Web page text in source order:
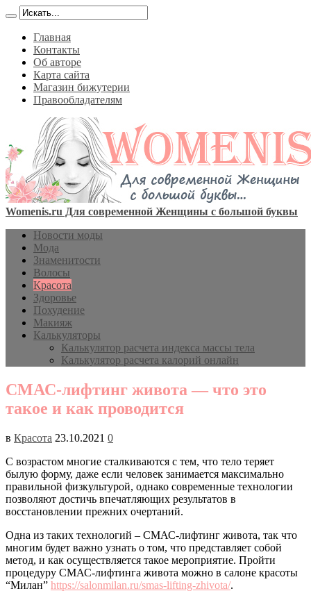
Главная
Контакты
Об авторе
Карта сайта
Магазин бижутерии
Правообладателям
Womenis.ru Для современной Женщины с большой буквы
Новости моды
Мода
Знаменитости
Волосы
Красота
Здоровье
Похудение
Макияж
Калькуляторы
Калькулятор расчета индекса массы тела
Калькулятор расчета калорий онлайн
СМАС-лифтинг живота — что это
такое и как проводится
в Красота 23.10.2021 0
С возрастом многие сталкиваются с тем, что тело теряет
былую форму, даже если человек занимается максимально
правильной физкультурой, однако современные технологии
позволяют достичь впечатляющих результатов в
восстановлении прежних очертаний.
Одна из таких технологий – СМАС-лифтинг живота, так что
многим будет важно узнать о том, что представляет собой
метод, и как осуществляется такое мероприятие. Пройти
процедуру СМАС-лифтинга живота можно в салоне красоты
“Милан” https://salonmilan.ru/smas-lifting-zhivota/.